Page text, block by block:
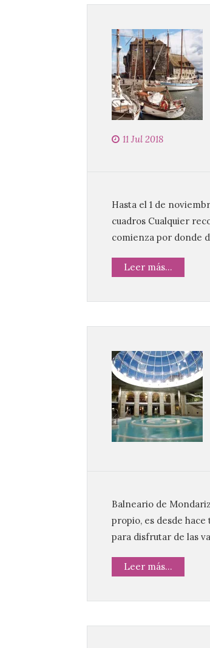
11 Jul 2018
Hasta el 1 de
cuadros Cualquier
comienza por donde
Leer más...
Balneario de
propio, es desde
para disfrutar de las
Leer más...